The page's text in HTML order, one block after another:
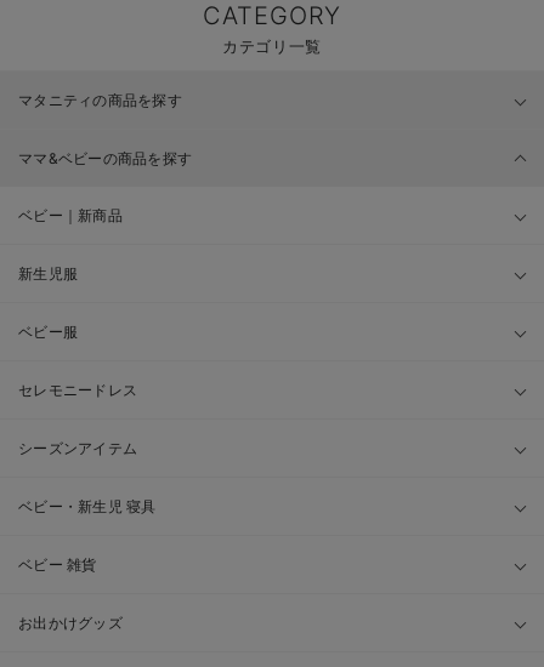
CATEGORY
カテゴリ一覧
マタニティの商品を探す
ママ&ベビーの商品を探す
ベビー｜新商品
新生児服
ベビー服
セレモニードレス
シーズンアイテム
ベビー・新生児 寝具
ベビー 雑貨
お出かけグッズ